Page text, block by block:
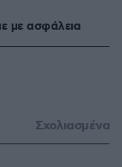
με ασφάλεια
Σχολιασμένα